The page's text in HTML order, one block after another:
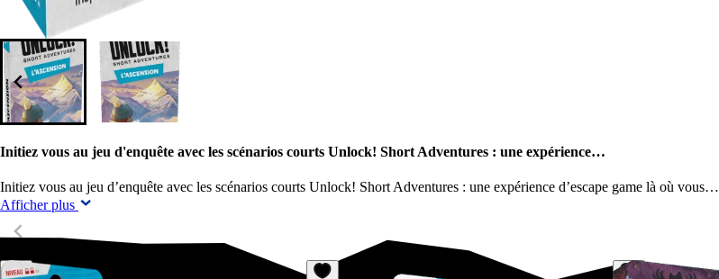
Initiez vous au jeu d'enquête avec les scénarios courts Unlock! Short Adventures : une expérience…
Initiez vous au jeu d’enquête avec les scénarios courts Unlock! Short Adventures : une expérience d’escape game là où vous…
Afficher plus